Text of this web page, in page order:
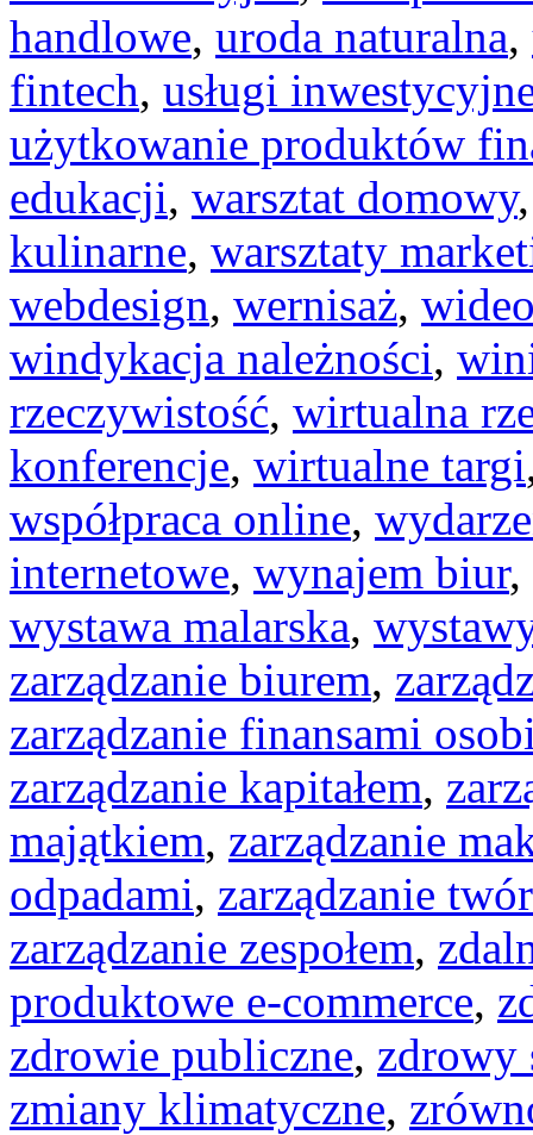
handlowe, uroda naturalna,
fintech, usługi
użytkowanie produktów
edukacji, warsztat domowy
kulinarne, warsztaty
webdesign, wernisaż,
windykacja należności,
rzeczywistość, wirtualna
konferencje, wirtualne targi
współpraca online,
internetowe, wynajem biur,
wystawa malarska,
zarządzanie biurem,
zarządzanie finansami
zarządzanie kapitałem,
majątkiem, zarządzanie
odpadami, zarządzanie
zarządzanie zespołem,
produktowe e-commerce,
zdrowie publiczne, zdrowy
zmiany klimatyczne,